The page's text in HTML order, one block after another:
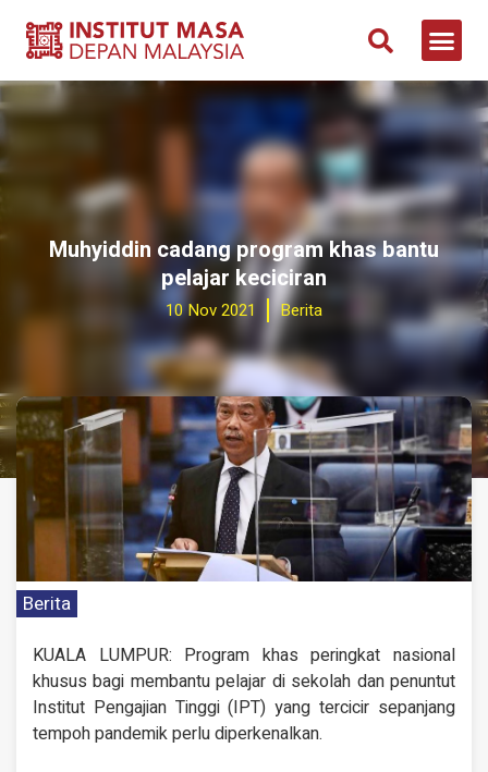
Muhyiddin cadang program khas bantu
pelajar keciciran
10 Nov 2021 Berita
Berita
KUALA LUMPUR: Program khas peringkat nasional
khusus bagi membantu pelajar di sekolah dan penuntut
Institut Pengajian Tinggi (IPT) yang tercicir sepanjang
tempoh pandemik perlu diperkenalkan.